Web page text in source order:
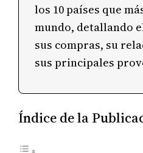
los 10 países que
mundo, detallando
sus compras, su
sus principales
Índice de la